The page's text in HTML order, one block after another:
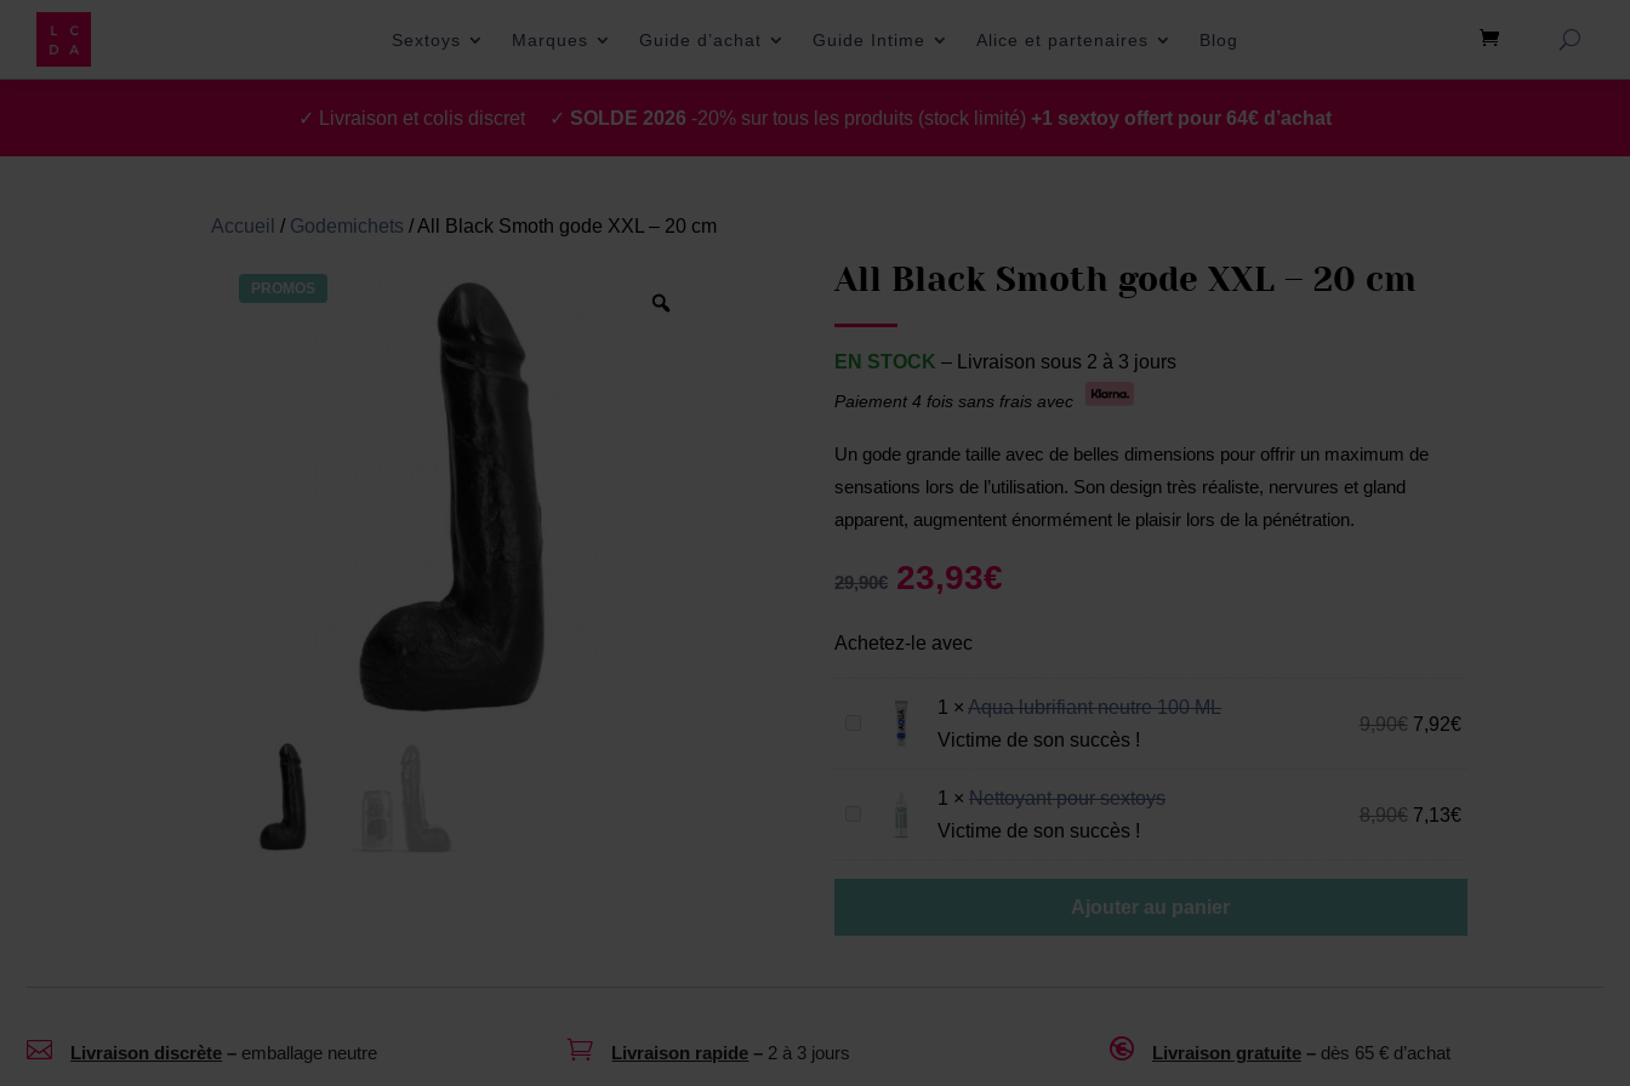
Sextoys Marques Guide d’achat Guide Intime Alice et partenaires Blog
✓ Livraison et colis discret ✓ SOLDE 2026 -20% sur tous les produits (stock limité) +1 sextoy offert pour 64€ d’achat
Accueil / Godemichets /All Black Smoth gode XXL – 20 cm
PROMOS All Black Smoth gode XXL – 20 cm
EN STOCK – Livraison sous 2 à 3 jours
Paiement 4 fois sans frais avec
Un gode grande taille avec de belles dimensions pour offrir un maximum de
sensations lors de l’utilisation. Son design très réaliste, nervures et gland
apparent, augmentent énormément le plaisir lors de la pénétration.
29,90€ 23,93€
Achetez-le avec
i
1 ×Aqua lubrifiant neutre 100 ML
Victime de son succès !
9,90€ 7,92€
t
1 ×Nettoyant pour sextoys
Victime de son succès !
8,90€ 7,13€
Ajouter au panier
 Livraison discrète – emballage neutre  Livraison rapide – 2 à 3 jours  Livraison gratuite– dès 65 € d’achat